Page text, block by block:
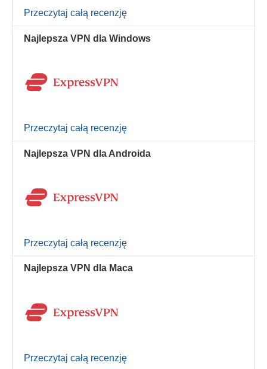
Przeczytaj całą recenzję
Najlepsza VPN dla Windows
Przeczytaj całą recenzję
Najlepsza VPN dla Androida
Przeczytaj całą recenzję
Najlepsza VPN dla Maca
Przeczytaj całą recenzję